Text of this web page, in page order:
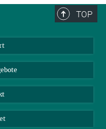
Durchflusszytometrie und
TOP